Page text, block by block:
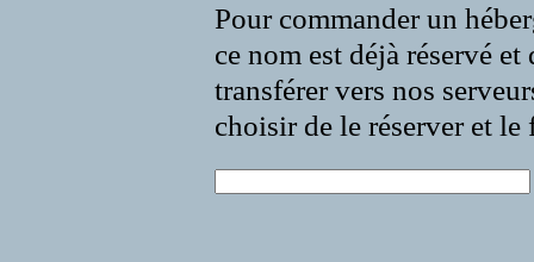
Pour commander un
ce nom est déjà réservé
transférer vers nos
choisir de le réserver et